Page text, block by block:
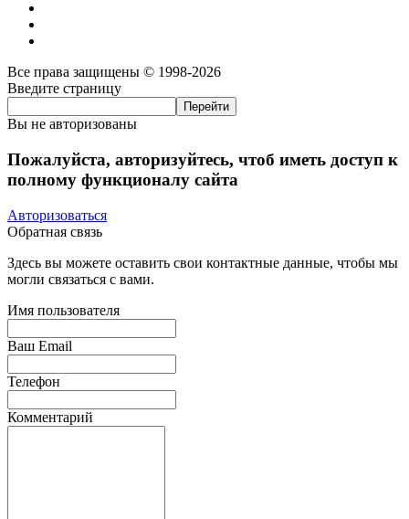
Все права защищены © 1998-2026
Введите страницу
Вы не авторизованы
Пожалуйста, авторизуйтесь, чтоб иметь доступ к
полному функционалу сайта
Авторизоваться
Обратная связь
Здесь вы можете оставить свои контактные данные, чтобы мы
могли связаться с вами.
Имя пользователя
Ваш Email
Телефон
Комментарий